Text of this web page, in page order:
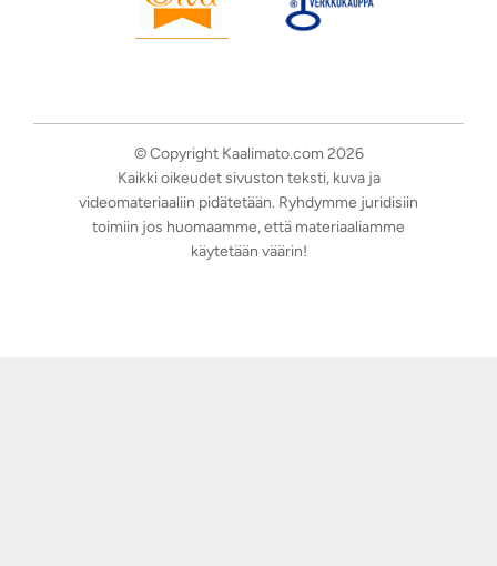
© Copyright Kaalimato.com 2026
Kaikki oikeudet sivuston teksti, kuva ja
videomateriaaliin pidätetään. Ryhdymme juridisiin
toimiin jos huomaamme, että materiaaliamme
käytetään väärin!